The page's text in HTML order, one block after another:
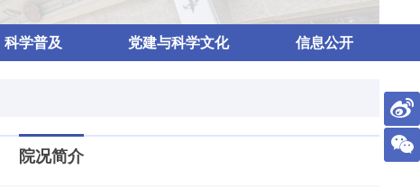
科学普及 党建与科学文化 信息公开
院况简介